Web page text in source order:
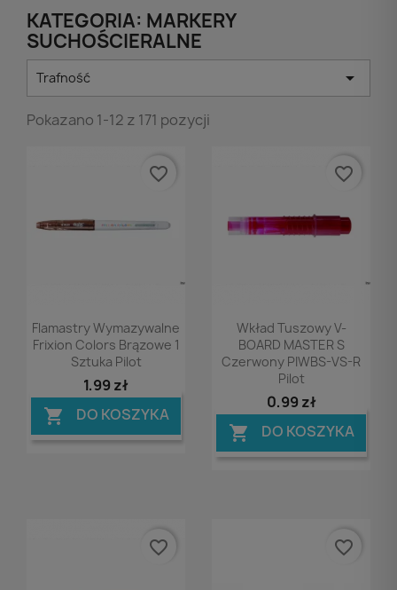
KATEGORIA: MARKERY
SUCHOŚCIERALNE
Trafność 
Pokazano 1-12 z 171 pozycji
Podgląd
Flamastry Wymazywalne
Frixion Colors Brązowe 1
Sztuka Pilot
1,99 zł
 DO KOSZYKA
favorite_border
Podgląd
Wkład Tuszowy V-
BOARD MASTER S
Czerwony PIWBS-VS-R
Pilot
0,99 zł
 DO KOSZYKA
favorite_border
favorite_border favorite_border